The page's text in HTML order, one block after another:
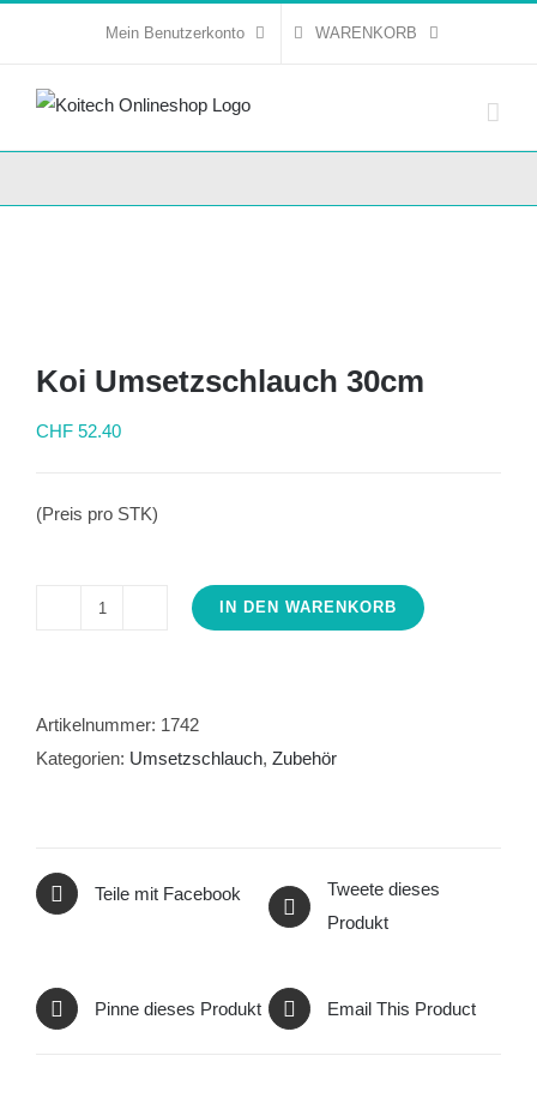
Mein Benutzerkonto WARENKORB
Koi Umsetzschlauch 30cm
CHF 52.40
(Preis pro STK)
Menge
IN DEN WARENKORB
Artikelnummer: 1742
Kategorien: Umsetzschlauch, Zubehör
Teile mit Facebook
Tweete dieses
Produkt
Pinne dieses Produkt Email This Product